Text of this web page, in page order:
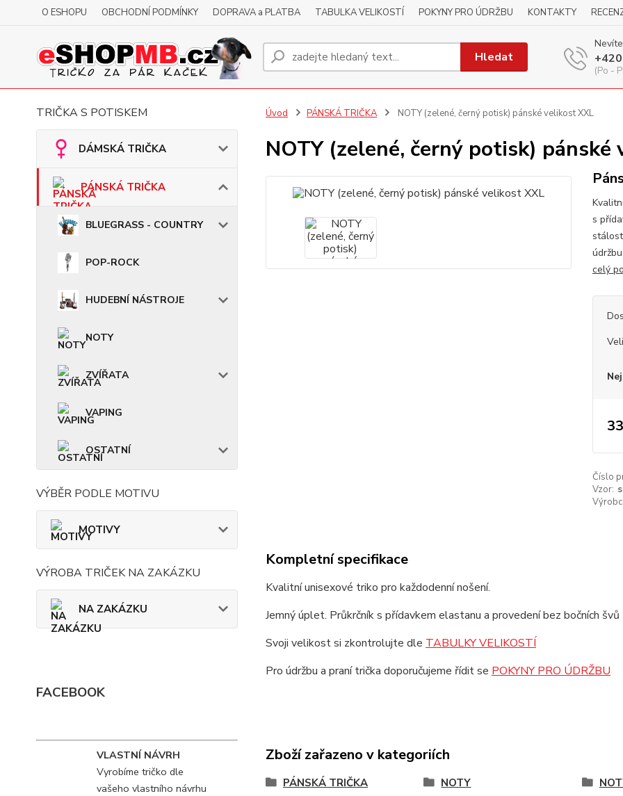
O ESHOPU OBCHODNÍ PODMÍNKY DOPRAVA a PLATBA TABULKA VELIKOSTÍ POKYNY PRO ÚDRŽBU KONTAKTY
Hledat
(Po -
TRIČKA S POTISKEM
DÁMSKÁ TRIČKA
PÁNSKÁ TRIČKA
BLUEGRASS - COUNTRY
POP-ROCK
HUDEBNÍ NÁSTROJE
NOTY
ZVÍŘATA
VAPING
OSTATNÍ
VÝBĚR PODLE MOTIVU
MOTIVY
VÝROBA TRIČEK NA ZAKÁZKU
NA ZAKÁZKU
FACEBOOK
VLASTNÍ NÁVRH
Vyrobíme tričko dle
vašeho vlastního návrhu
Úvod PÁNSKÁ TRIČKA NOTY (zelené, černý potisk) pánské velikost XXL
NOTY (zelené, černý potisk) pánské
s
celý
Číslo
Vzor:
Kompletní specifikace
Kvalitní unisexové triko pro každodenní nošení.
Jemný úplet. Průkrčník s přídavkem elastanu a provedení bez bočních
Svoji velikost si zkontrolujte dle TABULKY VELIKOSTÍ
Pro údržbu a praní trička doporučujeme řídit se POKYNY PRO ÚDRŽBU
Zboží zařazeno v kategoriích
PÁNSKÁ TRIČKA NOTY